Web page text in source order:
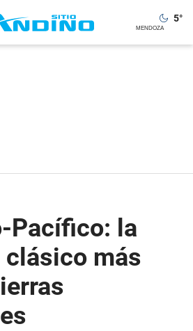
5°
Pacífico: la
más